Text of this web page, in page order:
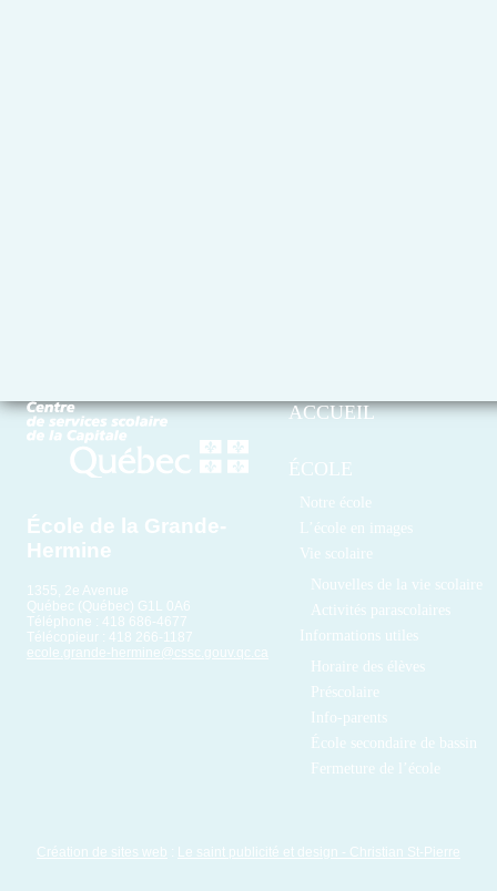
École de la Grande-
Hermine
1355, 2e Avenue
Québec (Québec) G1L 0A6
Téléphone : 418 686-4677
Télécopieur : 418 266-1187
ecole.grande-hermine@cssc.gouv.qc.ca
ACCUEIL
ÉCOLE
Notre école
L’école en images
Vie scolaire
Nouvelles de la vie scolaire
Activités parascolaires
Informations utiles
Horaire des élèves
Préscolaire
Info-parents
École secondaire de bassin
Fermeture de l’école
Création de sites web : Le saint publicité et design - Christian St-Pierre